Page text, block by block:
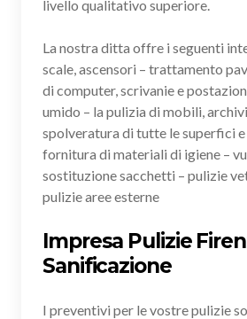
livello qualitativo superiore.
La nostra ditta offre i seguenti
scale, ascensori – trattamento
di computer, scrivanie e
umido – la pulizia di mobili,
spolveratura di tutte le superfici
fornitura di materiali di igiene –
sostituzione sacchetti – pulizie
pulizie aree esterne
Impresa Pulizie
Sanificazione
I preventivi per le vostre pulizie